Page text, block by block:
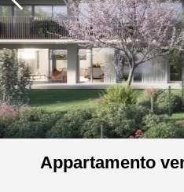
Appartamento